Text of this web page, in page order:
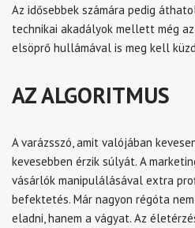
Az idősebbek számára pedig
technikai akadályok mellett még
elsöprő hullámával is meg kell
AZ ALGORITMUS
A varázsszó, amit valójában
kevesebben érzik súlyát. A
vásárlók manipulálásával extra
befektetés. Már nagyon régóta
eladni, hanem a vágyat. Az